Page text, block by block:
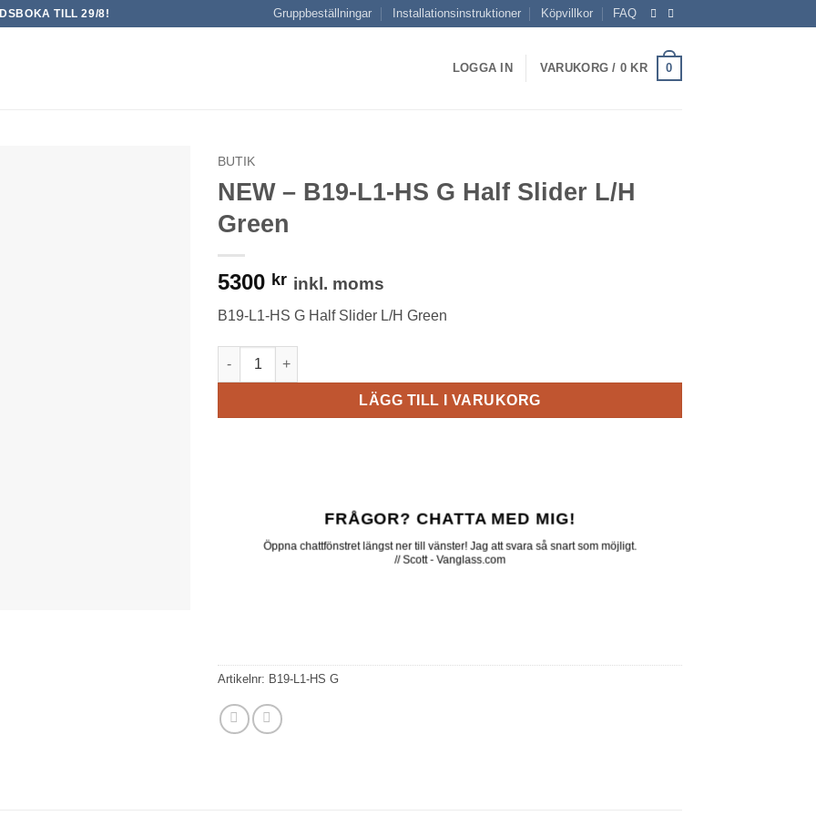
TILL 29/8! Gruppbeställningar Installationsinstruktioner Köpvillkor FAQ
LOGGA IN VARUKORG / 0 KR 0
BUTIK
NEW – B19-L1-HS G Half Slider L/H
Green
5300 kr inkl. moms
B19-L1-HS G Half Slider L/H Green
NEW - B19-L1-HS G Half Slider L/H Green mängd
LÄGG TILL I VARUKORG
FRÅGOR? CHATTA MED MIG!
Öppna chattfönstret längst ner till vänster! Jag att svara så snart som möjligt.
// Scott - Vanglass.com
Artikelnr: B19-L1-HS G